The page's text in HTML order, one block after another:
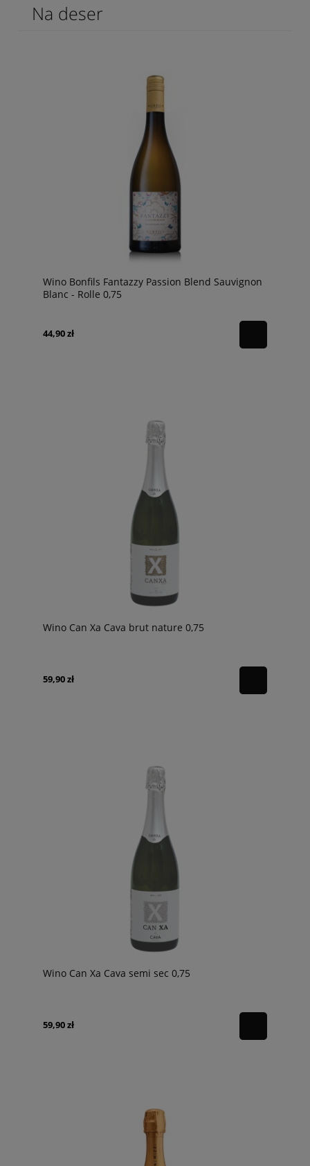
Na deser
Wino Bonfils Fantazzy Passion Blend Sauvignon
Blanc - Rolle 0,75
44,90 zł
Wino Can Xa Cava brut nature 0,75
59,90 zł
Wino Can Xa Cava semi sec 0,75
59,90 zł